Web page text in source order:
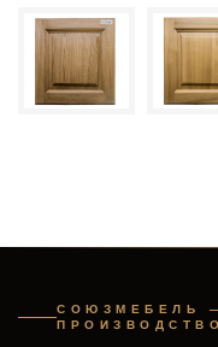
СОЮЗМЕБЕЛЬ
ПРОИЗВОДСТВО